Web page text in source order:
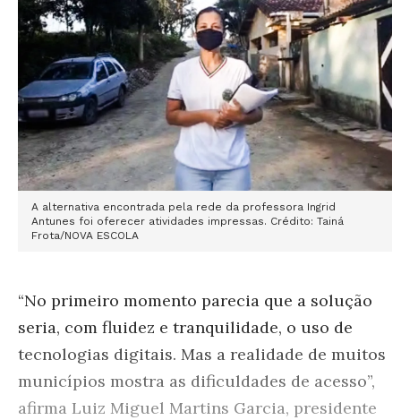
A alternativa encontrada pela rede da professora Ingrid
Antunes foi oferecer atividades impressas. Crédito: Tainá
Frota/NOVA ESCOLA
“No primeiro momento parecia que a solução
seria, com fluidez e tranquilidade, o uso de
tecnologias digitais. Mas a realidade de muitos
municípios mostra as dificuldades de acesso”,
afirma Luiz Miguel Martins Garcia, presidente